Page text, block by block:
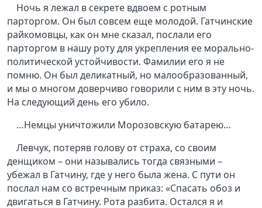
Ночь я лежал в секрете вдвоем с ротным
парторгом. Он был совсем еще молодой. Гатчинские
райкомовцы, как он мне сказал, послали его
парторгом в нашу роту для укрепления ее морально-
политической устойчивости. Фамилии его я не
помню. Он был деликатный, но малообразованный,
и мы о многом доверчиво говорили с ним в эту ночь.
На следующий день его убило.
…Немцы уничтожили Морозовскую батарею…
Левчук, потеряв голову от страха, со своим
денщиком – они назывались тогда связными –
убежал в Гатчину, где у него была жена. С пути он
послал нам со встречным приказ: «Спасать обоз и
двигаться в Гатчину. Рота разбита. Остался я и